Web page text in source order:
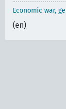
Economic war,
(en)